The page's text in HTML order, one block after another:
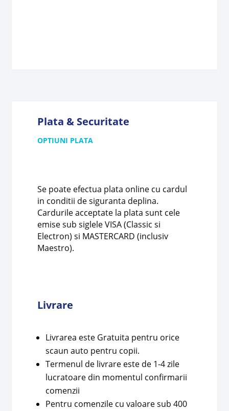
Plata & Securitate
OPTIUNI PLATA
Se poate efectua plata online cu cardul
in conditii de siguranta deplina.
Cardurile acceptate la plata sunt cele
emise sub siglele VISA (Classic si
Electron) si MASTERCARD (inclusiv
Maestro).
Livrare
Livrarea este Gratuita pentru orice
scaun auto pentru copii.
Termenul de livrare este de 1-4 zile
lucratoare din momentul confirmarii
comenzii
Pentru comenzile cu valoare sub 400